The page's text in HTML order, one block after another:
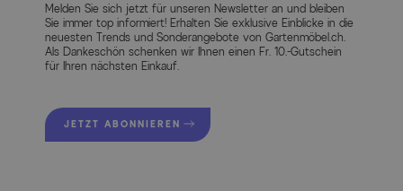
Melden Sie sich jetzt für unseren Newsletter an und bleiben
Sie immer top informiert! Erhalten Sie exklusive Einblicke in die
neuesten Trends und Sonderangebote von Gartenmöbel.ch.
Als Dankeschön schenken wir Ihnen einen Fr. 10.-Gutschein
für Ihren nächsten Einkauf.
JETZT ABONNIEREN